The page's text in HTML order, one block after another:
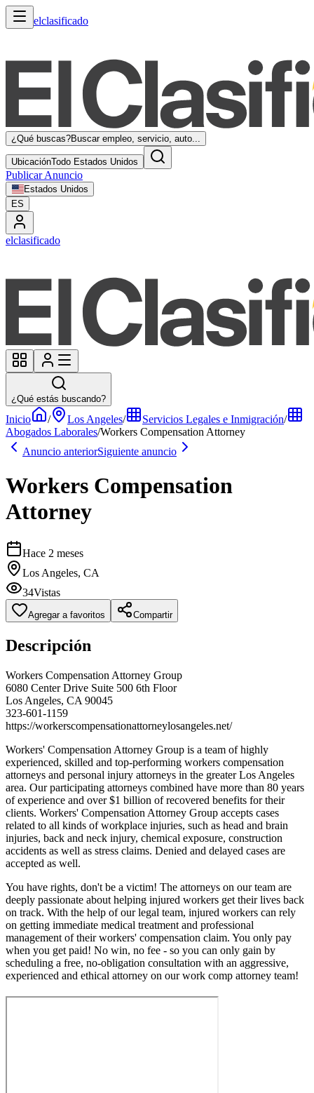
elclasificado
¿Qué buscas?Buscar empleo, servicio, auto...
UbicaciónTodo Estados Unidos
Publicar Anuncio
Estados Unidos
ES
elclasificado
¿Qué estás buscando?
Inicio / Los Angeles/ Servicios Legales e Inmigración/
Abogados Laborales/Workers Compensation Attorney
Anuncio anteriorSiguiente anuncio
Workers Compensation
Attorney
Hace 2 meses
Los Angeles, CA
34Vistas
Agregar a favoritos Compartir
Descripción
Workers Compensation Attorney Group
6080 Center Drive Suite 500 6th Floor
Los Angeles, CA 90045
323-601-1159
https://workerscompensationattorneylosangeles.net/
Workers' Compensation Attorney Group is a team of highly
experienced, skilled and top-performing workers compensation
attorneys and personal injury attorneys in the greater Los Angeles
area. Our participating attorneys combined have more than 80 years
of experience and over $1 billion of recovered benefits for their
clients. Workers' Compensation Attorney Group accepts cases
related to all kinds of workplace injuries, such as head and brain
injuries, back and neck injury, chemical exposure, construction
accidents as well as stress claims. Denied and delayed cases are
accepted as well.
You have rights, don't be a victim! The attorneys on our team are
deeply passionate about helping injured workers get their lives back
on track. With the help of our legal team, injured workers can rely
on getting immediate medical treatment and professional
management of their workers' compensation claim. You only pay
when you get paid! No win, no fee - so you can only gain by
scheduling a free, no-obligation consultation with an aggressive,
experienced and ethical attorney on our work comp attorney team!